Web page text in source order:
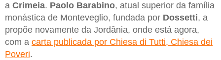
a Crimeia. Paolo Barabino, atual superior da família
monástica de Monteveglio, fundada por Dossetti, a
propõe novamente da Jordânia, onde está agora,
com a carta publicada por Chiesa di Tutti, Chiesa dei
Poveri.